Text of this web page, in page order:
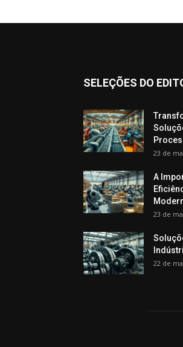
SELEÇÕES DO
23 de
A
23 de
22 de